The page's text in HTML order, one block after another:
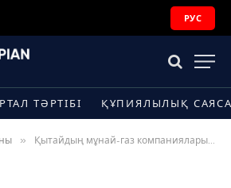
РУС
ТӘРТІБІ ҚҰПИЯЛЫЛЫҚ
» Қытайдың мұнай-газ компаниялары Қазақстанға үстемдік етіп отыр ма?